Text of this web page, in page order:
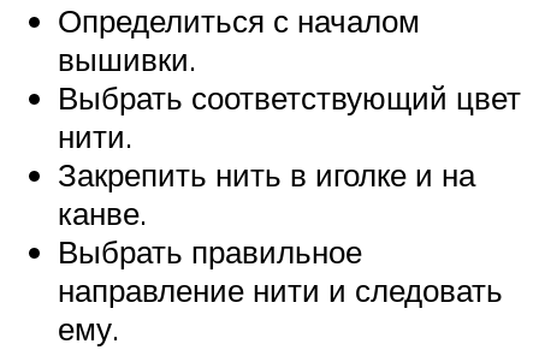
Определиться с началом
вышивки.
Выбрать соответствующий цвет
нити.
Закрепить нить в иголке и на
канве.
Выбрать правильное
направление нити и следовать
ему.